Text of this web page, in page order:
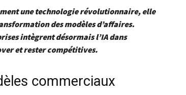
une technologie révolutionnaire, elle
des modèles d’affaires.
intègrent désormais l’IA dans
et rester compétitives.
commerciaux